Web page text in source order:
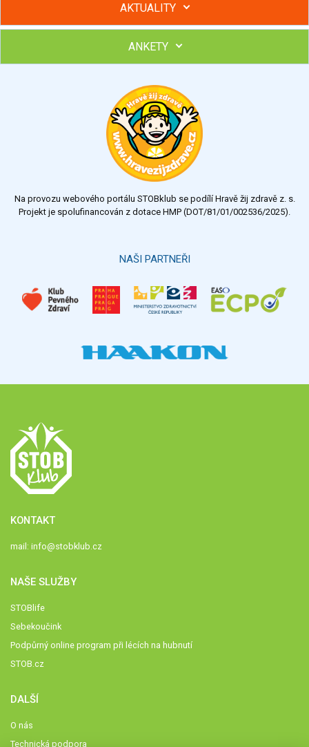
AKTUALITY
Hubněte s podporou lektorky a skupiny v kurzech STOBu
Chcete poradit s hubnutím? Najděte si odborníka STOBu ve
ANKETY
Výsledky Všechny ankety
Na provozu webového portálu STOBklub se podílí Hravě žij zdravě z. s.
Projekt je spolufinancován z dotace HMP (DOT/81/01/002536/2025).
NAŠI PARTNEŘI
KONTAKT
mail: info@stobklub.cz
NAŠE SLUŽBY
STOBlife
Sebekoučink
Podpůrný online program při lécích na hubnutí
STOB.cz
DALŠÍ
O nás
Technická podpora